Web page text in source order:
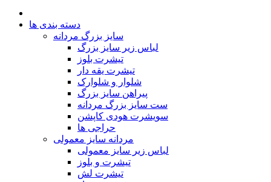
دسته بندی ها
سایز بزرگ مردانه
لباس زیر سایز بزرگ
تیشرت بلوز
تیشرت یقه دار
شلوار و شلوارک
پیراهن سایز بزرگ
ست سایز بزرگ مردانه
سویشرت هودی کاپشن
حراجی ها
مردانه سایز معمولی
لباس زیر سایز معمولی
تیشرت و بلوز
تیشرت لش